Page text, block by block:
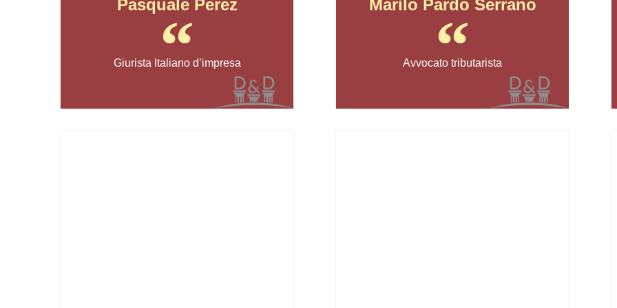
Pasquale Perez
Giurista Italiano d’impresa
Marilo Pardo Serrano
Avvocato tributarista